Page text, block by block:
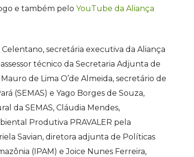
e também pelo YouTube da Aliança
secretária executiva da Aliança
técnico da Secretaria Adjunta de
de Lima O’de Almeida, secretário de
(SEMAS) e Yago Borges de Souza,
da SEMAS, Cláudia Mendes,
Produtiva PRAVALER pela
Savian, diretora adjunta de Políticas
(IPAM) e Joice Nunes Ferreira,